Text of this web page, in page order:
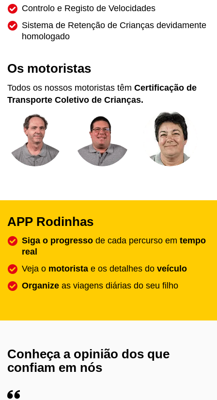
Controlo e Registo de Velocidades
Sistema de Retenção de Crianças devidamente
homologado
Os motoristas
Todos os nossos motoristas têm Certificação de
Transporte Coletivo de Crianças.
APP Rodinhas
Siga o progresso de cada percurso em tempo
real
Veja o motorista e os detalhes do veículo
Organize as viagens diárias do seu filho
Conheça a opinião dos que
confiam em nós